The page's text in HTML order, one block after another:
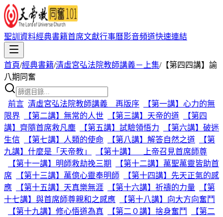
聖訓資料經典書籍首席文獻行事曆影音頻道快速連結
首頁/經典書籍/清虛宮弘法院教師講義－上集/【第四四講】諭
八期同奮
前言 清虛宮弘法院教師講義 再版序
【第一講】心力的無
限界
【第二講】無常的人世 【第三講】天帝的道
【第四
講】齊隨首席救凡塵
【第五講】試驗領悟力
【第六講】破迷
生信
【第七講】人類的使命 【第八講】解答自然之道
【第
九講】什麼是「天帝教」
【第十講】 上帝召見首席師尊
【第十一講】明師救劫挽三期
【第十二講】萬聖萬靈皆助首
席
【第十三講】萬億心靈奉明師
【第十四講】先天正氣的感
應
【第十五講】天真樂無涯 【第十六講】祈禱的力量
【第
十七講】與首席師尊親和之感應
【第十八講】向大方向奮鬥
【第十九講】修心悟道為真
【第二０講】捨身奮鬥
【第二